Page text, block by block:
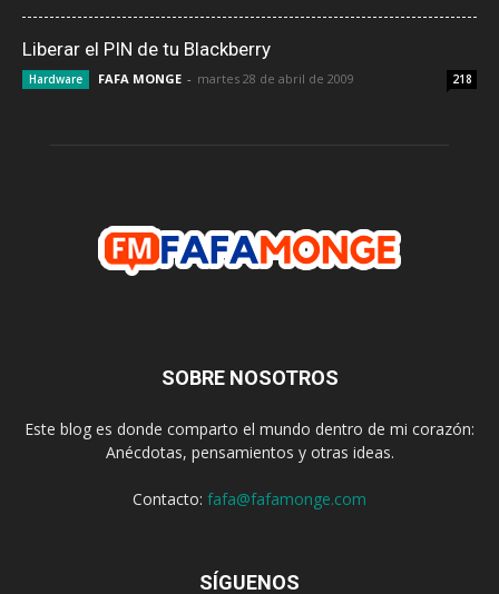
Liberar el PIN de tu Blackberry
Hardware FAFA MONGE - martes 28 de abril de 2009 218
SOBRE NOSOTROS
Este blog es donde comparto el mundo dentro de mi corazón:
Anécdotas, pensamientos y otras ideas.
Contacto: fafa@fafamonge.com
SÍGUENOS